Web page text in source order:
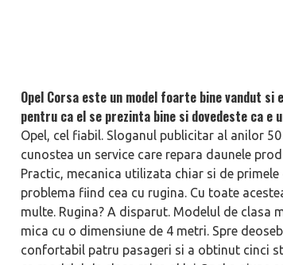
Opel Corsa este un model foarte bine vandut
pentru ca el se prezinta bine si dovedeste ca e
Opel, cel fiabil. Sloganul publicitar al anilor
cunostea un service care repara daunele
Practic, mecanica utilizata chiar si de
problema fiind cea cu rugina. Cu toate
multe. Rugina? A disparut. Modelul de clasa
mica cu o dimensiune de 4 metri. Spre
confortabil patru pasageri si a obtinut cinci